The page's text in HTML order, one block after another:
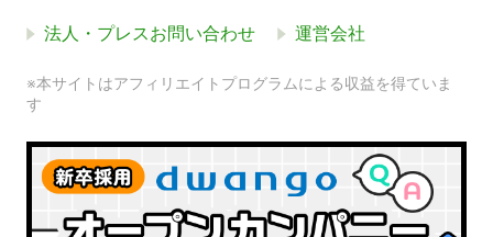
法人・プレスお問い合わせ 運営会社
※本サイトはアフィリエイトプログラムによる収益を得ていま
す